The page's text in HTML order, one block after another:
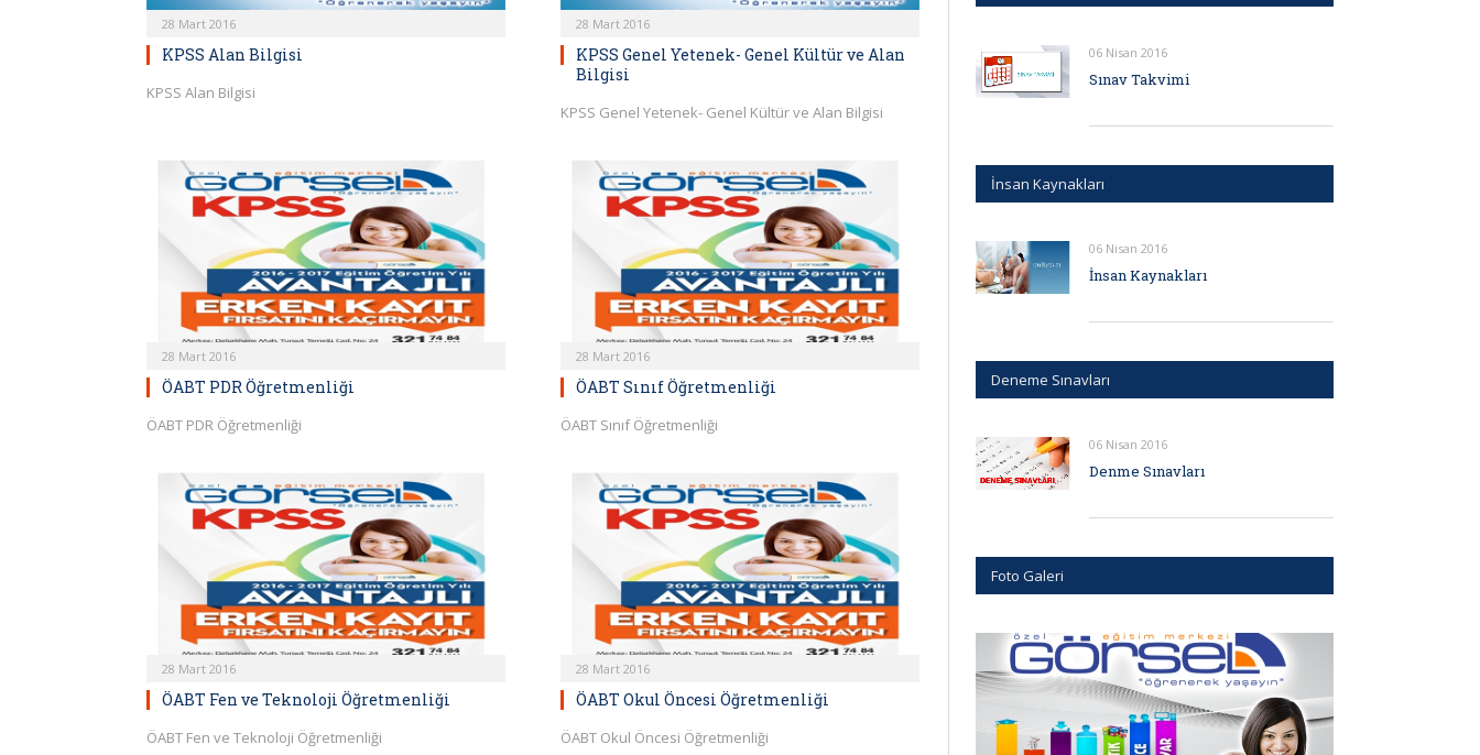
28 Mart 2016
KPSS Alan Bilgisi
KPSS Alan Bilgisi
28 Mart 2016
KPSS Genel Yetenek- Genel Kültür ve Alan
Bilgisi
KPSS Genel Yetenek- Genel Kültür ve Alan Bilgisi
28 Mart 2016
ÖABT PDR Öğretmenliği
ÖABT PDR Öğretmenliği
28 Mart 2016
ÖABT Sınıf Öğretmenliği
ÖABT Sınıf Öğretmenliği
28 Mart 2016
ÖABT Fen ve Teknoloji Öğretmenliği
ÖABT Fen ve Teknoloji Öğretmenliği
28 Mart 2016
ÖABT Okul Öncesi Öğretmenliği
ÖABT Okul Öncesi Öğretmenliği
06 Nisan 2016
Sınav Takvimi
İnsan Kaynakları
06 Nisan 2016
İnsan Kaynakları
Deneme Sınavları
06 Nisan 2016
Denme Sınavları
Foto Galeri